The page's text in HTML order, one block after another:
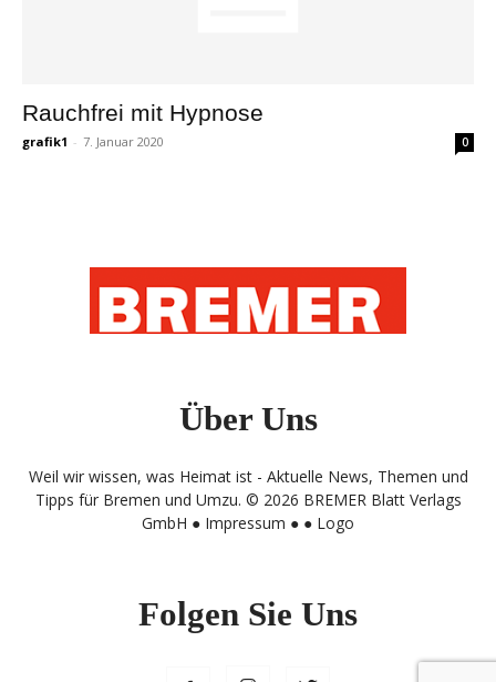
Rauchfrei mit Hypnose
grafik1 - 7. Januar 2020 0
Über Uns
Weil wir wissen, was Heimat ist - Aktuelle News, Themen und
Tipps für Bremen und Umzu. © 2026 BREMER Blatt Verlags
GmbH ● Impressum ● ● Logo
Folgen Sie Uns